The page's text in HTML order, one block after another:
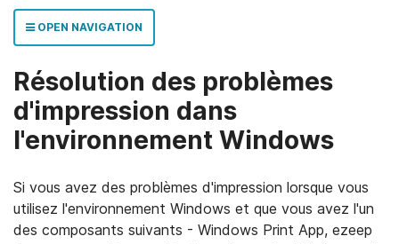
OPEN NAVIGATION
Résolution des problèmes
d'impression dans
l'environnement Windows
Si vous avez des problèmes d'impression lorsque vous
utilisez l'environnement Windows et que vous avez l'un
des composants suivants - Windows Print App, ezeep